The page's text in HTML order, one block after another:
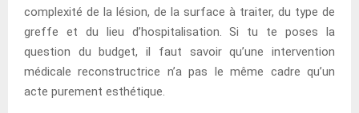
complexité de la lésion, de la surface à traiter, du type de
greffe et du lieu d’hospitalisation. Si tu te poses la
question du budget, il faut savoir qu’une intervention
médicale reconstructrice n’a pas le même cadre qu’un
acte purement esthétique.